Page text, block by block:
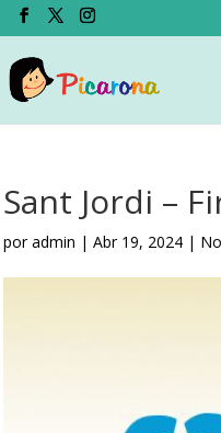
Sant Jordi –
poradmin | Abr 19, 2024 |